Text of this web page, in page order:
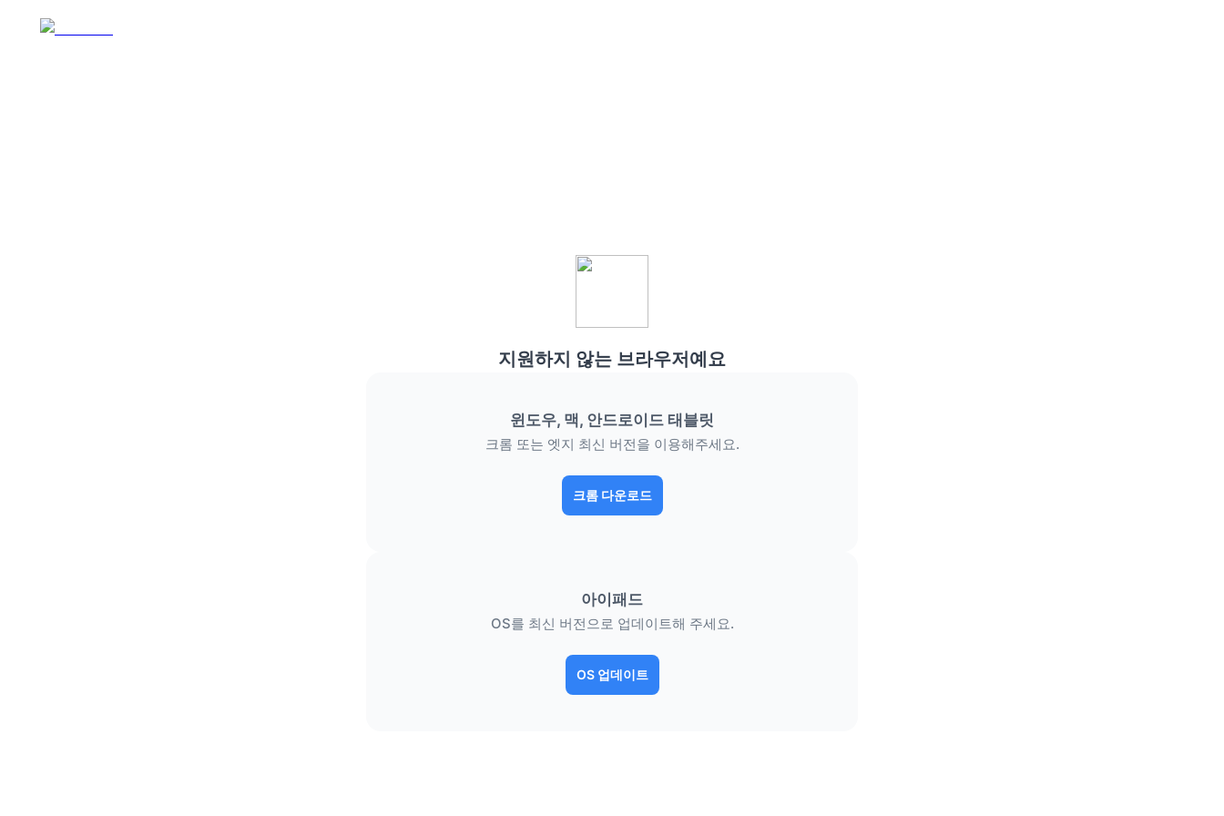
지원하지 않는 브라우저예요
윈도우, 맥, 안드로이드 태블릿
크롬 또는 엣지 최신 버전을 이용해주세요.
크롬 다운로드
아이패드
OS를 최신 버전으로 업데이트해 주세요.
OS 업데이트